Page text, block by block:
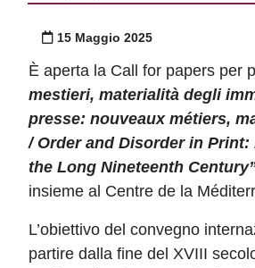
Pubblicato il
15 Maggio 2025
È aperta la Call for papers per
mestieri, materialità degli
presse: nouveaux métiers,
/ Order and Disorder in
the Long Nineteenth
insieme al Centre de la
L’obiettivo del convegno
partire dalla fine del XVIII